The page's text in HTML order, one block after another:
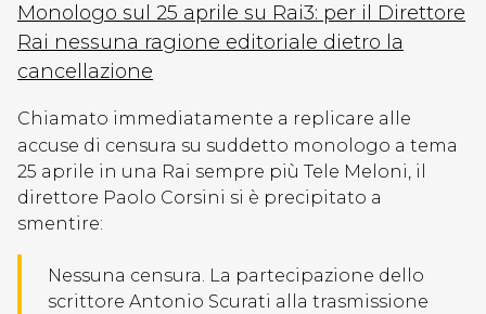
Monologo sul 25 aprile su Rai3: per il Direttore
Rai nessuna ragione editoriale dietro la
cancellazione
Chiamato immediatamente a replicare alle
accuse di censura su suddetto monologo a tema
25 aprile in una Rai sempre più Tele Meloni, il
direttore Paolo Corsini si è precipitato a
smentire:
Nessuna censura. La partecipazione dello
scrittore Antonio Scurati alla trasmissione